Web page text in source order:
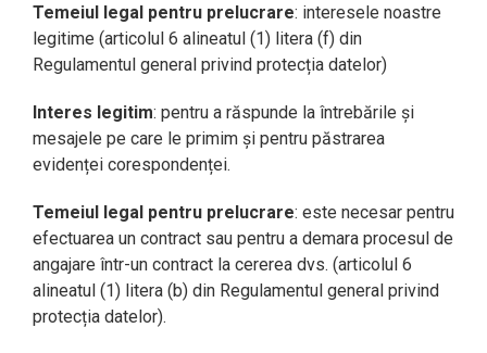
Temeiul legal pentru prelucrare: interesele noastre
legitime (articolul 6 alineatul (1) litera (f) din
Regulamentul general privind protecția datelor)
Interes legitim: pentru a răspunde la întrebările și
mesajele pe care le primim și pentru păstrarea
evidenței corespondenței.
Temeiul legal pentru prelucrare: este necesar pentru
efectuarea un contract sau pentru a demara procesul de
angajare într-un contract la cererea dvs. (articolul 6
alineatul (1) litera (b) din Regulamentul general privind
protecția datelor).